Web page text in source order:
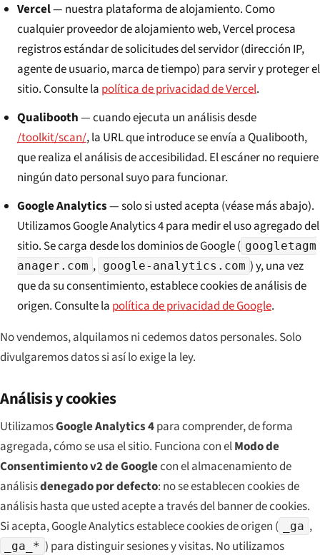
Vercel— nuestra plataforma de alojamiento. Como
cualquier proveedor de alojamiento web, Vercel procesa
registros estándar de solicitudes del servidor (dirección IP,
agente de usuario, marca de tiempo) para servir y proteger el
sitio. Consulte la política de privacidad de Vercel.
Qualibooth— cuando ejecuta un análisis desde
/toolkit/scan/, la URL que introduce se envía a Qualibooth,
que realiza el análisis de accesibilidad. El escáner no requiere
ningún dato personal suyo para funcionar.
Google Analytics— solo si usted acepta (véase más abajo).
Utilizamos Google Analytics 4 para medir el uso agregado del
sitio. Se carga desde los dominios de Google ( googletagm
anager.com , google-analytics.com ) y, una vez
que da su consentimiento, establece cookies de análisis de
origen. Consulte la política de privacidad de Google.
No vendemos, alquilamos ni cedemos datos personales. Solo
divulgaremos datos si así lo exige la ley.
Análisis y cookies
UtilizamosGoogle Analytics 4para comprender, de forma
agregada, cómo se usa el sitio. Funciona con elModo de
Consentimiento v2 de Googlecon el almacenamiento de
análisisdenegado por defecto: no se establecen cookies de
análisis hasta que usted acepte a través del banner de cookies.
Si acepta, Google Analytics establece cookies de origen (
_ga ,
_ga_* ) para distinguir sesiones y visitas. No utilizamos